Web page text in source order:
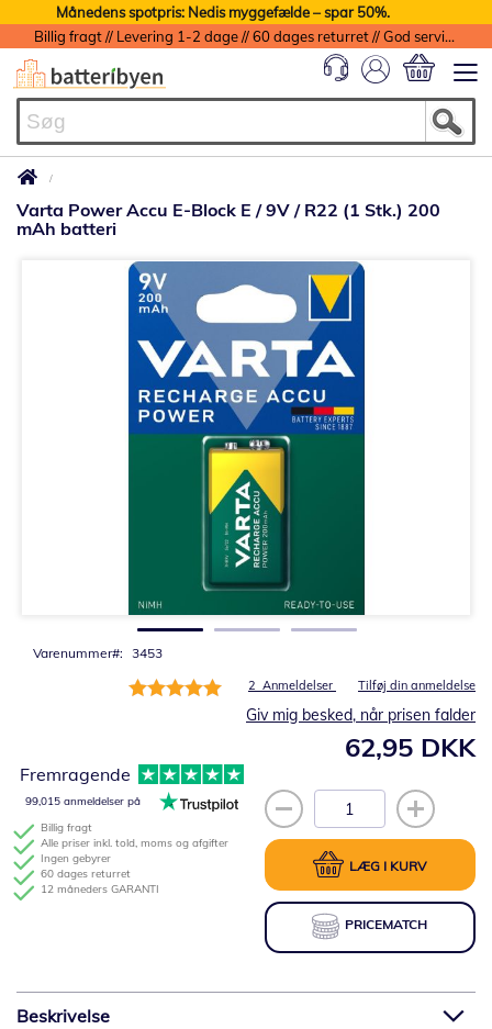
Månedens spotpris: Nedis myggefælde – spar 50%.
Billig fragt // Levering 1-2 dage // 60 dages returret // God service med garanti
Varta Power Accu E-Block E / 9V / R22 (1 Stk.) 200
mAh batteri
Varenummer 3453
Bedømmelse:
2 Anmeldelser Tilføj din anmeldelse
62,95 DKK
Giv mig besked, når prisen falder
LÆG I KURV
PRICEMATCH
Billig fragt
Alle priser inkl. told, moms og afgifter
Ingen gebyrer
60 dages returret
12 måneders GARANTI
Fremragende
99,015 anmeldelser på
Beskrivelse